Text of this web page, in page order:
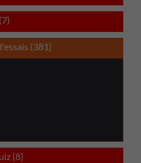
(381)
(8)